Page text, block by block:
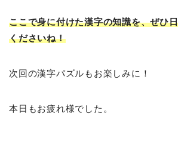
ここで身に付けた漢字の知識を、ぜひ
くださいね！
次回の漢字パズルもお楽しみに！
本日もお疲れ様でした。